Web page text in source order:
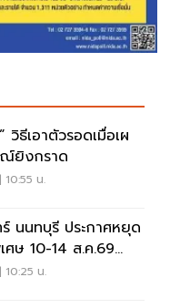
ยิงกราด
น.
ร์ นนทบุรี ประกาศหยุด
ษ 10-14 ส.ค.69
ดยิง น.